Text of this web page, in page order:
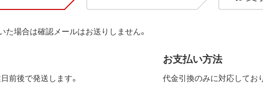
た場合は確認メールはお送りしません。
前後で発送します。
お支払い方法
代金引換のみに対応してお